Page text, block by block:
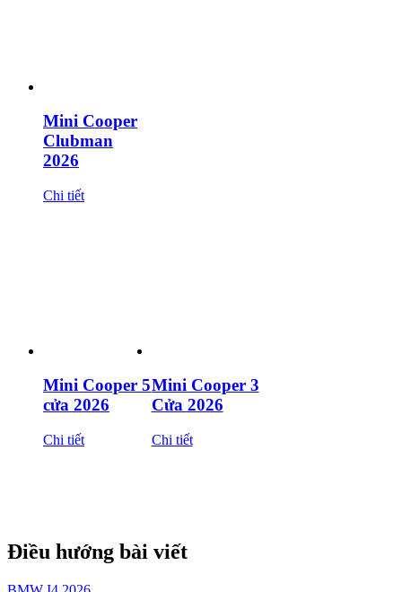
Mini Cooper
Clubman
2026
Chi tiết
Mini Cooper 5
cửa 2026
Chi tiết
Mini Cooper 3
Cửa 2026
Chi tiết
Điều hướng bài viết